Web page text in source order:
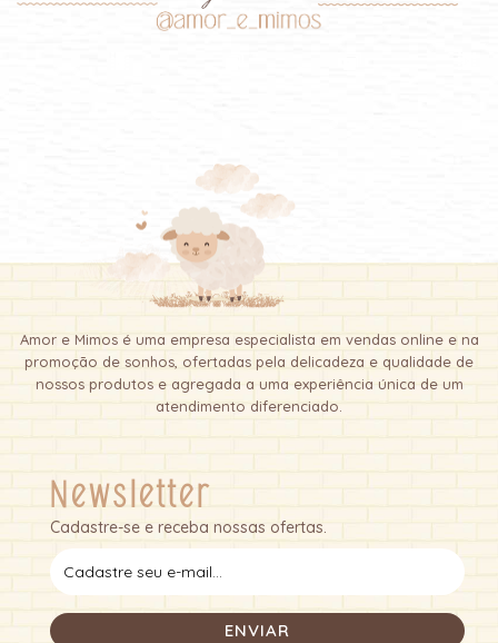
Amor e Mimos é uma empresa especialista em vendas online e na
promoção de sonhos, ofertadas pela delicadeza e qualidade de
nossos produtos e agregada a uma experiência única de um
atendimento diferenciado.
Newsletter
Cadastre-se e receba nossas ofertas.